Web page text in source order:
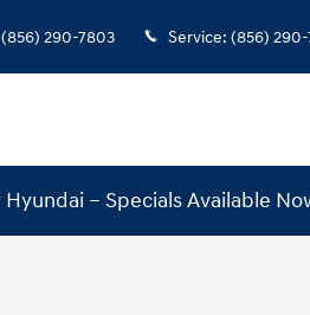
(856) 290-7803 Service: (856) 290-
– Specials Available